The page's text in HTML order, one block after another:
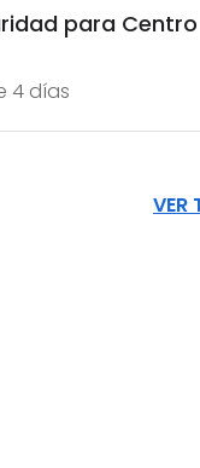
para
4 días
VER